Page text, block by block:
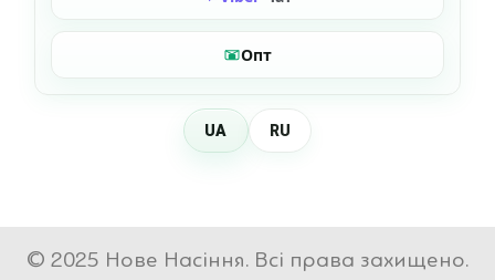
Опт
UA RU
© 2025 Нове Насіння. Всі права захищено.